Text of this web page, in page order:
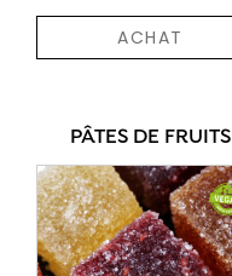
ACHAT
PÂTES DE FRUITS